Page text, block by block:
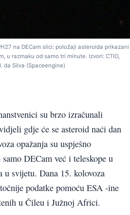
na DECam slici: položaji asteroida prikazani
u razmaku od samo tri minute. Izvori: CTIO,
da Silva (Spaceengine)
su brzo izračunali
gdje će se asteroid naći dan
opažanja su uspješno
DECam već i teleskope u
u svijetu. Dana 15. kolovoza
podatke pomoću ESA -ine
u Čileu i Južnoj Africi.